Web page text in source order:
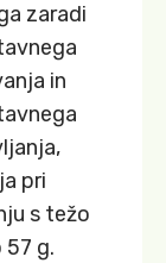
zaradi
in
pri
s težo
57 g.